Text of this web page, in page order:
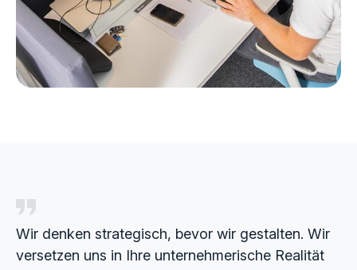
Wir denken strategisch, bevor wir gestalten. Wir
versetzen uns in Ihre unternehmerische Realität